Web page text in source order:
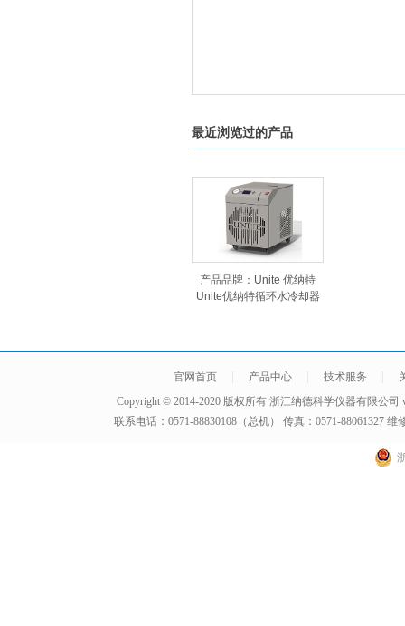
最近浏览过的产品
产品品牌：Unite 优纳特
Unite优纳特循环水冷却器
官网首页 产品中心 技术服务
Copyright © 2014-2020 版权所有 浙江纳德科学仪器有限公司
联系电话：0571-88830108（总机） 传真：0571-88061327